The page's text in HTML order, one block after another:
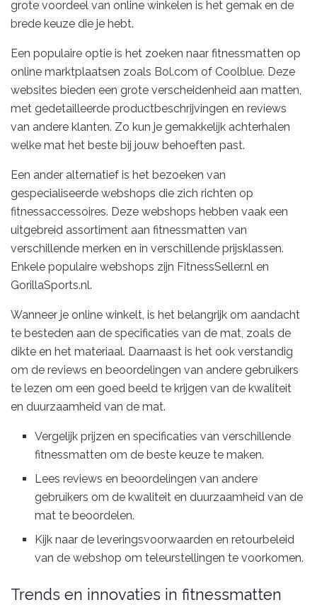
grote voordeel van online winkelen is het gemak en de
brede keuze die je hebt.
Een populaire optie is het zoeken naar fitnessmatten op
online marktplaatsen zoals Bol.com of Coolblue. Deze
websites bieden een grote verscheidenheid aan matten,
met gedetailleerde productbeschrijvingen en reviews
van andere klanten. Zo kun je gemakkelijk achterhalen
welke mat het beste bij jouw behoeften past.
Een ander alternatief is het bezoeken van
gespecialiseerde webshops die zich richten op
fitnessaccessoires. Deze webshops hebben vaak een
uitgebreid assortiment aan fitnessmatten van
verschillende merken en in verschillende prijsklassen.
Enkele populaire webshops zijn FitnessSeller.nl en
GorillaSports.nl.
Wanneer je online winkelt, is het belangrijk om aandacht
te besteden aan de specificaties van de mat, zoals de
dikte en het materiaal. Daarnaast is het ook verstandig
om de reviews en beoordelingen van andere gebruikers
te lezen om een goed beeld te krijgen van de kwaliteit
en duurzaamheid van de mat.
Vergelijk prijzen en specificaties van verschillende
fitnessmatten om de beste keuze te maken.
Lees reviews en beoordelingen van andere
gebruikers om de kwaliteit en duurzaamheid van de
mat te beoordelen.
Kijk naar de leveringsvoorwaarden en retourbeleid
van de webshop om teleurstellingen te voorkomen.
Trends en innovaties in fitnessmatten